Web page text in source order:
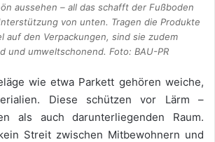
aussehen – all das schafft der Fußboden
von unten. Tragen die Produkte
auf den Verpackungen, sind sie zudem
und umweltschonend. Foto: BAU-PR
wie etwa Parkett gehören weiche,
Diese schützen vor Lärm –
als auch darunterliegenden Raum.
Streit zwischen Mitbewohnern und